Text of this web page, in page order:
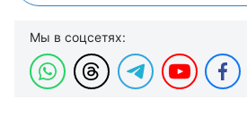
Мы в соцсетях: